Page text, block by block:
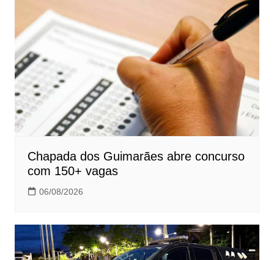
Chapada dos Guimarães abre concurso
com 150+ vagas
06/08/2026